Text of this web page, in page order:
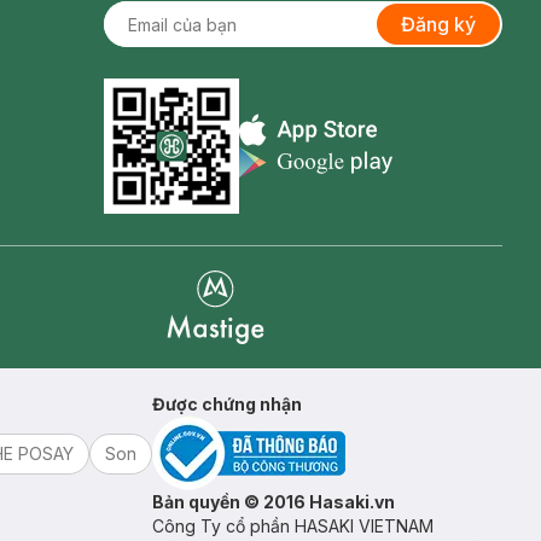
Đăng ký
Appstore icon
POSAY
Son
Được chứng nhận
Bản quyền © 2016 Hasaki.vn
Công Ty cổ phần HASAKI VIETNAM